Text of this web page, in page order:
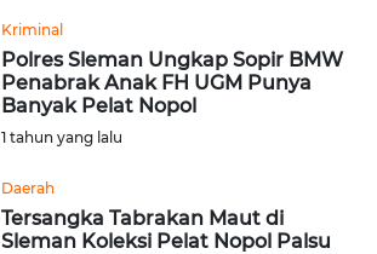
Kriminal
Polres Sleman Ungkap Sopir BMW
Penabrak Anak FH UGM Punya
Banyak Pelat Nopol
1 tahun yang lalu
Daerah
Tersangka Tabrakan Maut di
Sleman Koleksi Pelat Nopol Palsu